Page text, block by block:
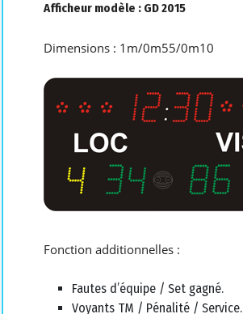
Afficheur modèle : GD 2015
Dimensions : 1m/0m55/0m10
Fonction additionnelles :
Fautes d’équipe / Set gagné.
Voyants TM / Pénalité / Service.